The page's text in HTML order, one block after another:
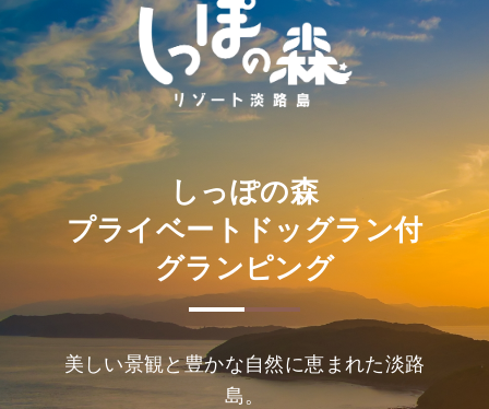
しっぽの森
プライベートドッグラン付
グランピング
美しい景観と豊かな自然に恵まれた淡路
島。